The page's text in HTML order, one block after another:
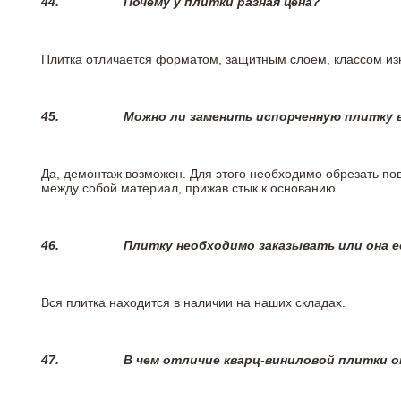
Плитка отличается форматом, защитным слоем, классом
45. Можно ли заменить испорченную плитку
Да, демонтаж возможен. Для этого необходимо обрезать
между собой материал, прижав стык к основанию.
46. Плитку необходимо заказывать или она
Вся плитка находится в наличии на наших складах.
47. В чем отличие кварц-виниловой плитки